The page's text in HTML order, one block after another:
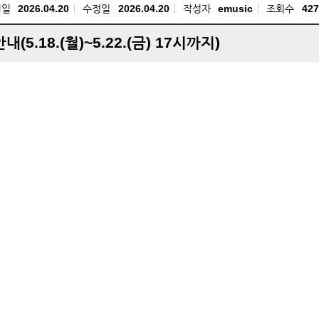
2026.04.20 수정일 2026.04.20 작성자 emusic 조회수 427
내(5.18.(월)~5.22.(금) 17시까지)